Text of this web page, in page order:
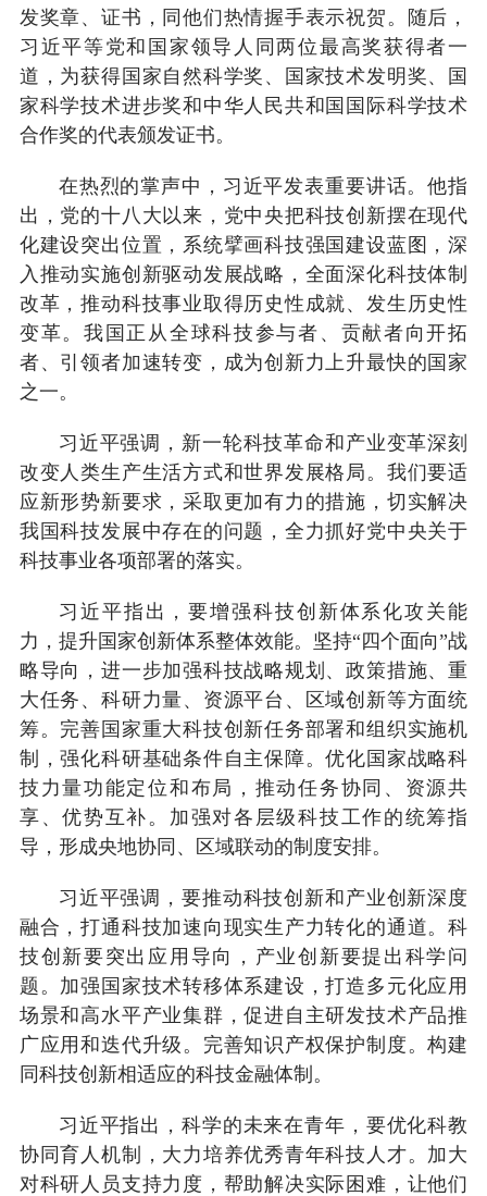
发奖章、证书，同他们热情握手表示祝贺。随后，
习近平等党和国家领导人同两位最高奖获得者一
道，为获得国家自然科学奖、国家技术发明奖、国
家科学技术进步奖和中华人民共和国国际科学技术
合作奖的代表颁发证书。
在热烈的掌声中，习近平发表重要讲话。他指
出，党的十八大以来，党中央把科技创新摆在现代
化建设突出位置，系统擘画科技强国建设蓝图，深
入推动实施创新驱动发展战略，全面深化科技体制
改革，推动科技事业取得历史性成就、发生历史性
变革。我国正从全球科技参与者、贡献者向开拓
者、引领者加速转变，成为创新力上升最快的国家
之一。
习近平强调，新一轮科技革命和产业变革深刻
改变人类生产生活方式和世界发展格局。我们要适
应新形势新要求，采取更加有力的措施，切实解决
我国科技发展中存在的问题，全力抓好党中央关于
科技事业各项部署的落实。
习近平指出，要增强科技创新体系化攻关能
力，提升国家创新体系整体效能。坚持“四个面向”战
略导向，进一步加强科技战略规划、政策措施、重
大任务、科研力量、资源平台、区域创新等方面统
筹。完善国家重大科技创新任务部署和组织实施机
制，强化科研基础条件自主保障。优化国家战略科
技力量功能定位和布局，推动任务协同、资源共
享、优势互补。加强对各层级科技工作的统筹指
导，形成央地协同、区域联动的制度安排。
习近平强调，要推动科技创新和产业创新深度
融合，打通科技加速向现实生产力转化的通道。科
技创新要突出应用导向，产业创新要提出科学问
题。加强国家技术转移体系建设，打造多元化应用
场景和高水平产业集群，促进自主研发技术产品推
广应用和迭代升级。完善知识产权保护制度。构建
同科技创新相适应的科技金融体制。
习近平指出，科学的未来在青年，要优化科教
协同育人机制，大力培养优秀青年科技人才。加大
对科研人员支持力度，帮助解决实际困难，让他们